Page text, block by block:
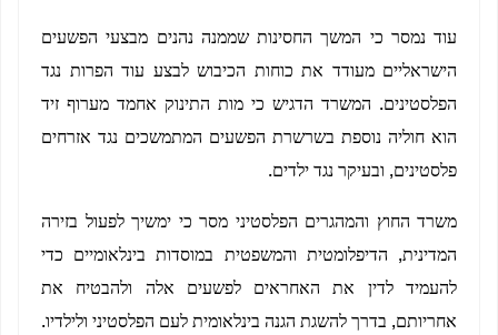
עוד נמסר כי המשך החסינות שממנה נהנים מבצעי הפשעים
הישראליים מעודד את כוחות הכיבוש לבצע עוד הפרות נגד
הפלסטינים. המשרד הדגיש כי מות התינוק אחמד מערוף זיד
הוא חוליה נוספת בשרשרת הפשעים המתמשכים נגד אזרחים
פלסטינים, ובעיקר נגד ילדים.
משרד החוץ והמהגרים הפלסטיני מסר כי ימשיך לפעול בזירה
המדינית, הדיפלומטית והמשפטית במוסדות בינלאומיים כדי
להעמיד לדין את האחראים לפשעים אלה ולהבטיח את
אחריותם, בדרך להשגת הגנה בינלאומית לעם הפלסטיני ולילדיו.